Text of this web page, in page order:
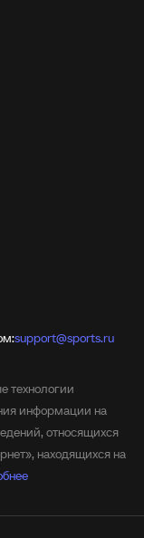
support@sports.ru
технологии
информации на
относящихся
находящихся на